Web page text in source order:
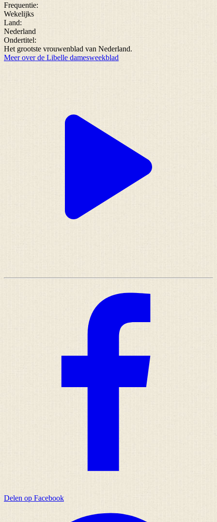
Frequentie:
Wekelijks
Land:
Nederland
Ondertitel:
Het grootste vrouwenblad van Nederland.
Meer over de Libelle damesweekblad
Delen op Facebook